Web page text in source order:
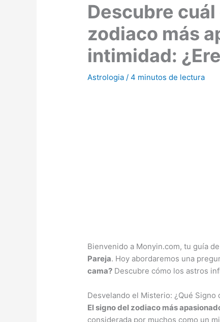
Descubre
zodiaco más
intimidad:
Astrologia /4 minutos de lectura
Bienvenido a Monyin.com, tu guía
Pareja. Hoy abordaremos una
cama? Descubre cómo los astros
Desvelando el Misterio: ¿Qué Signo
El signo del zodiaco más
considerada por muchos como un